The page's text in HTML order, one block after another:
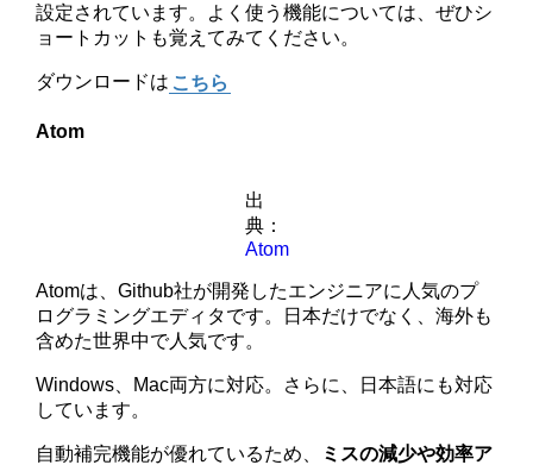
設定されています。よく使う機能については、ぜひシ
ョートカットも覚えてみてください。
ダウンロードは こちら
Atom
出
典：
Atom
Atomは、Github社が開発したエンジニアに人気のプ
ログラミングエディタです。日本だけでなく、海外も
含めた世界中で人気です。
Windows、Mac両方に対応。さらに、日本語にも対応
しています。
自動補完機能が優れているため、
ミスの減少や効率ア